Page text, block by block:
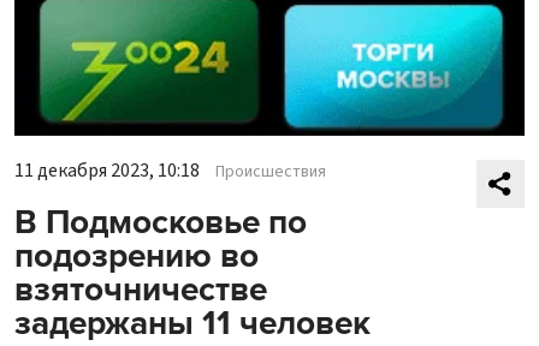
11 декабря 2023, 10:18 Происшествия
В Подмосковье по
подозрению во
взяточничестве
задержаны 11 человек